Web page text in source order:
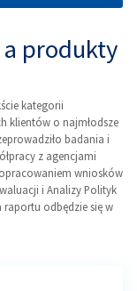
a produkty
kategorii
klientów o najmłodsze
badania i
z agencjami
wniosków
i Analizy Polityk
raportu odbędzie się w